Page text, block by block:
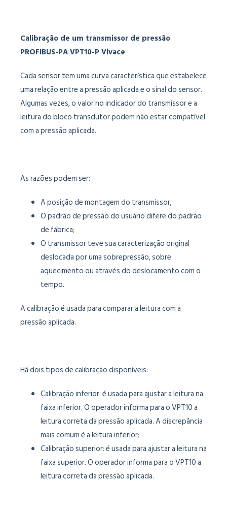
Calibração de um transmissor de pressão
PROFIBUS-PA VPT10-P Vivace
Cada sensor tem uma curva característica que estabelece
uma relação entre a pressão aplicada e o sinal do sensor.
Algumas vezes, o valor no indicador do transmissor e a
leitura do bloco transdutor podem não estar compatível
com a pressão aplicada.
As razões podem ser:
A posição de montagem do transmissor;
O padrão de pressão do usuário difere do padrão
de fábrica;
O transmissor teve sua caracterização original
deslocada por uma sobrepressão, sobre
aquecimento ou através do deslocamento com o
tempo.
A calibração é usada para comparar a leitura com a
pressão aplicada.
Há dois tipos de calibração disponíveis:
Calibração inferior: é usada para ajustar a leitura na
faixa inferior. O operador informa para o VPT10 a
leitura correta da pressão aplicada. A discrepância
mais comum é a leitura inferior;
Calibração superior: é usada para ajustar a leitura na
faixa superior. O operador informa para o VPT10 a
leitura correta da pressão aplicada.